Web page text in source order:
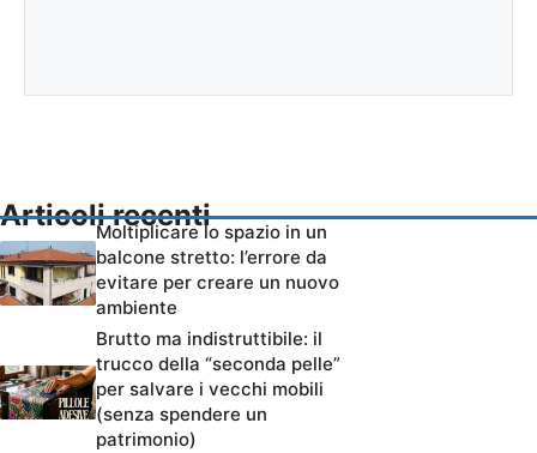
Articoli recenti
Moltiplicare lo spazio in un
balcone stretto: l’errore da
evitare per creare un nuovo
ambiente
Brutto ma indistruttibile: il
trucco della “seconda pelle”
per salvare i vecchi mobili
(senza spendere un
patrimonio)